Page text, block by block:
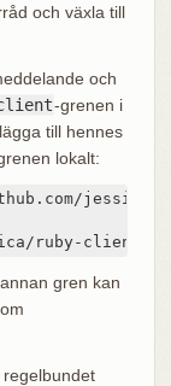
och växla till
och
-grenen i
till hennes
lokalt:
jessica/
ruby-client
gren kan